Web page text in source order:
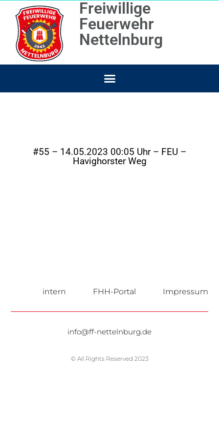
Freiwillige
Feuerwehr
Nettelnburg
#55 – 14.05.2023 00:05 Uhr – FEU –
Havighorster Weg
intern FHH-Portal Impressum
info@ff-nettelnburg.de
© All Rights Reserved 2023